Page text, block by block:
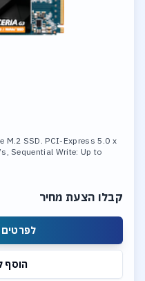
M.2 SSD. PCI-Express 5.0 x
Sequential Write: Up to
קבלו הצעת מחיר
הוסף